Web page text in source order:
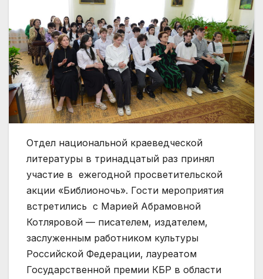
Отдел национальной краеведческой
литературы в тринадцатый раз принял
участие в ежегодной просветительской
акции «Библионочь». Гости мероприятия
встретились с Марией Абрамовной
Котляровой — писателем, издателем,
заслуженным работником культуры
Российской Федерации, лауреатом
Государственной премии КБР в области